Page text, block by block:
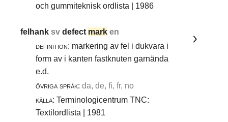
och gummiteknisk ordlista | 1986
felhanksvdefect mark en
definition: markering av fel i dukvara i
form av i kanten fastknuten garnända
e.d.
övriga språk: da, de, fi, fr, no
källa: Terminologicentrum TNC:
Textilordlista | 1981